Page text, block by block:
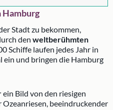
Hamburg
Stadt zu bekommen,
den weltberühmten
Schiffe laufen jedes Jahr in
ein und bringen die Hamburg
ein Bild von den riesigen
beeindruckender